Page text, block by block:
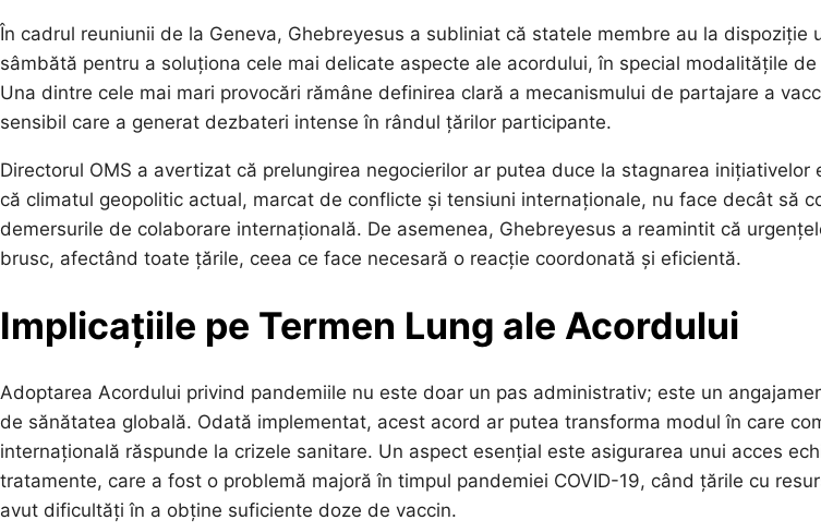
În cadrul reuniunii de la Geneva, Ghebreyesus a subliniat că statele membre au la dispoziție
sâmbătă pentru a soluționa cele mai delicate aspecte ale acordului, în special modalitățile
Una dintre cele mai mari provocări rămâne definirea clară a mecanismului de partajare a
sensibil care a generat dezbateri intense în rândul țărilor participante.
Directorul OMS a avertizat că prelungirea negocierilor ar putea duce la stagnarea inițiativelor
că climatul geopolitic actual, marcat de conflicte și tensiuni internaționale, nu face decât să
demersurile de colaborare internațională. De asemenea, Ghebreyesus a reamintit că
brusc, afectând toate țările, ceea ce face necesară o reacție coordonată și eficientă.
Implicațiile pe Termen Lung ale Acordului
Adoptarea Acordului privind pandemiile nu este doar un pas administrativ; este un
de sănătatea globală. Odată implementat, acest acord ar putea transforma modul în care
internațională răspunde la crizele sanitare. Un aspect esențial este asigurarea unui acces
tratamente, care a fost o problemă majoră în timpul pandemiei COVID-19, când țările cu
avut dificultăți în a obține suficiente doze de vaccin.